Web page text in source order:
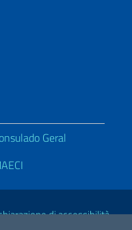
Geral
di accessibilità